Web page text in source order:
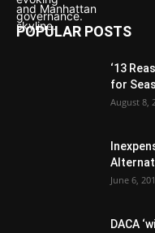
POPULAR POSTS
‘13
for
August 8,
June 6,
DACA